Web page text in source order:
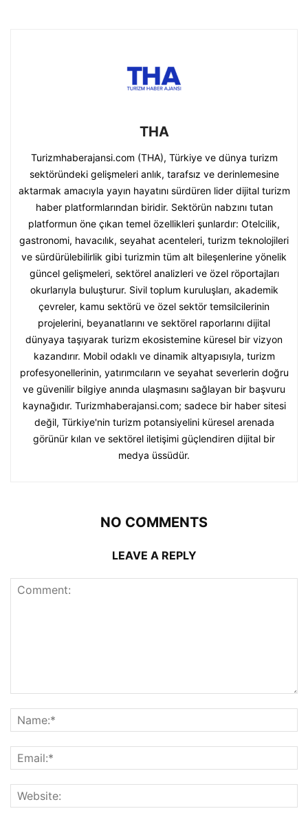
THA
Turizmhaberajansi.com (THA), Türkiye ve dünya turizm
sektöründeki gelişmeleri anlık, tarafsız ve derinlemesine
aktarmak amacıyla yayın hayatını sürdüren lider dijital turizm
haber platformlarından biridir. Sektörün nabzını tutan
platformun öne çıkan temel özellikleri şunlardır: Otelcilik,
gastronomi, havacılık, seyahat acenteleri, turizm teknolojileri
ve sürdürülebilirlik gibi turizmin tüm alt bileşenlerine yönelik
güncel gelişmeleri, sektörel analizleri ve özel röportajları
okurlarıyla buluşturur. Sivil toplum kuruluşları, akademik
çevreler, kamu sektörü ve özel sektör temsilcilerinin
projelerini, beyanatlarını ve sektörel raporlarını dijital
dünyaya taşıyarak turizm ekosistemine küresel bir vizyon
kazandırır. Mobil odaklı ve dinamik altyapısıyla, turizm
profesyonellerinin, yatırımcıların ve seyahat severlerin doğru
ve güvenilir bilgiye anında ulaşmasını sağlayan bir başvuru
kaynağıdır. Turizmhaberajansi.com; sadece bir haber sitesi
değil, Türkiye'nin turizm potansiyelini küresel arenada
görünür kılan ve sektörel iletişimi güçlendiren dijital bir
medya üssüdür.
NO COMMENTS
LEAVE A REPLY